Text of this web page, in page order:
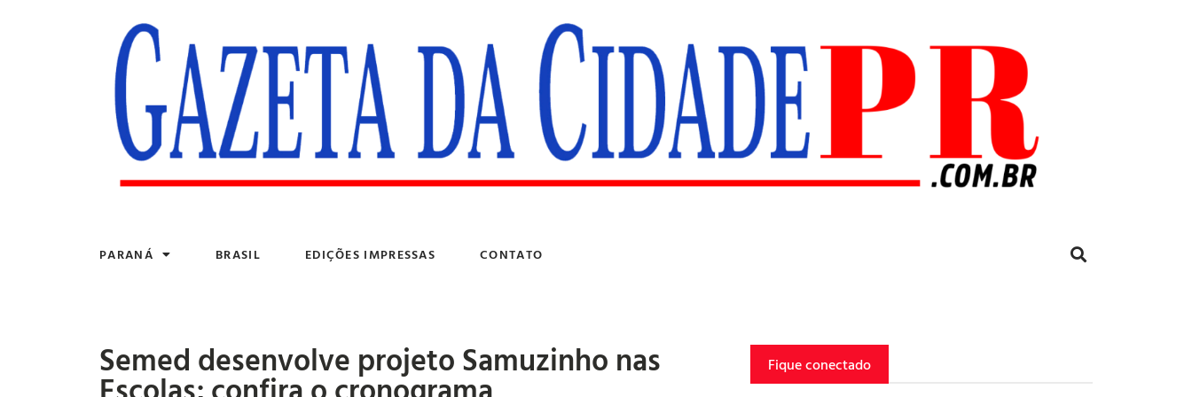
PARANÁ BRASIL EDIÇÕES IMPRESSAS CONTATO
Semed desenvolve projeto Samuzinho nas Fique conectado